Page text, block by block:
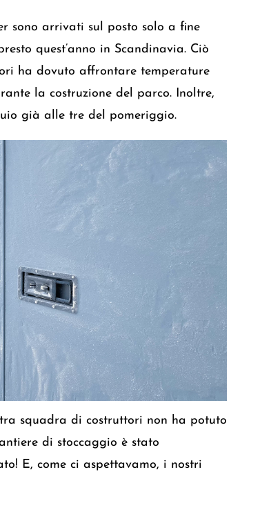
sono arrivati sul posto solo a fine
quest’anno in Scandinavia. Ciò
ha dovuto affrontare temperature
la costruzione del parco. Inoltre,
già alle tre del pomeriggio.
squadra di costruttori non ha potuto
di stoccaggio è stato
E, come ci aspettavamo, i nostri